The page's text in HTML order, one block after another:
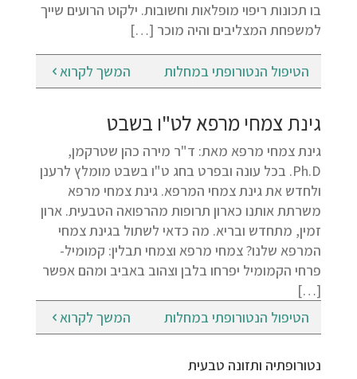
בו תכונות ריפוי מופלאות וחשובות. ילקוט הרועים שייך
למשפחת המצליבים והיה מוכר […]
הטיפול הנטורופתי במחלות המשך לקרוא
גינת צמחי מרפא לט"ו בשבט
גינת צמחי מרפא מאת: ד"ר מירה כהן שטרקמן,
Ph.D. בכל עונה ובפרט בחג ט"ו בשבט מומלץ לרענן
ולחדש את גינת צמחי המרפא. גינת צמחי מרפא
משרתת אותנו כארון תרופות מהרפואה הטבעית. ארון
זמין, מתחדש ובריא. מה כדאי לשתול בגינת צמחי
המרפא שלנו? צמחי מרפא וצמחי תבלין: קמומיל-
פרחי הקמומיל יפרחו בלבן וצהוב באביב ומהם אפשר
[…]
הטיפול הנטורופתי במחלות
המשך לקרוא
נטורופתיה ותזונה טבעית